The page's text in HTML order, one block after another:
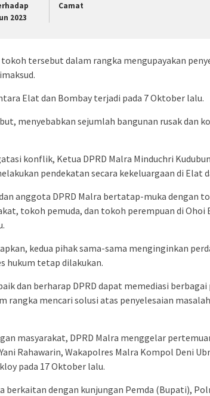
2023
Camat
tersebut dalam rangka mengupayakan
Elat dan Bombay terjadi pada 7 Oktober lalu.
menyebabkan sejumlah bangunan rusak dan
konflik, Ketua DPRD Malra Minduchri
pendekatan secara kekeluargaan di Elat
anggota DPRD Malra bertatap-muka dengan
tokoh pemuda, dan tokoh perempuan di Ohoi
kedua pihak sama-sama menginginkan
hukum tetap dilakukan.
dan berharap DPRD dapat memediasi
rangka mencari solusi atas penyelesaian
masyarakat, DPRD Malra menggelar
Rahawarin, Wakapolres Malra Kompol Deni
pada 17 Oktober lalu.
berkaitan dengan kunjungan Pemda (Bupati),